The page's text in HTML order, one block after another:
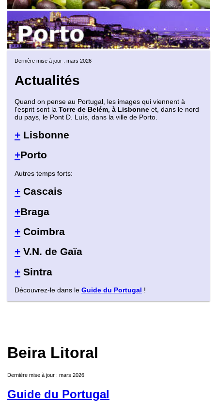
Dernière mise à jour : mars 2026
Actualités
Quand on pense au Portugal, les images qui viennent à
l'esprit sont la Torre de Belém, à Lisbonne et, dans le nord
du pays, le Pont D. Luís, dans la ville de Porto.
+ Lisbonne
+Porto
Autres temps forts:
+ Cascais
+Braga
+ Coimbra
+ V.N. de Gaïa
+ Sintra
Découvrez-le dans le Guide du Portugal !
Beira Litoral
Dernière mise à jour : mars 2026
Guide du Portugal